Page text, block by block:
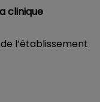
clinique
l’établissement